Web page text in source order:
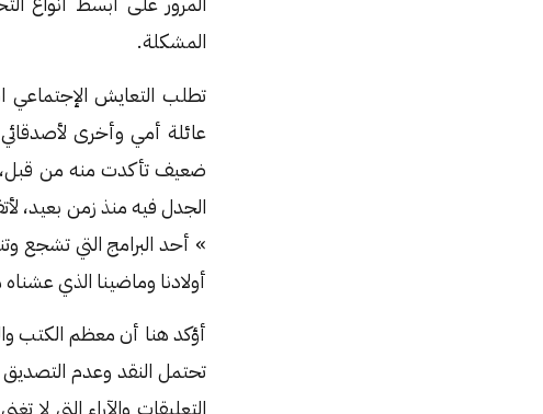
المشكلة.
تطلب التعايش
عائلة أمي وأخرى
ضعيف تأكدت منه من
الجدل فيه منذ زمن بعيد،
» أحد البرامج التي تشجع
أولادنا وماضينا الذي
أؤكد هنا أن معظم الكتب
تحتمل النقد وعدم
التعليقات والآراء التي